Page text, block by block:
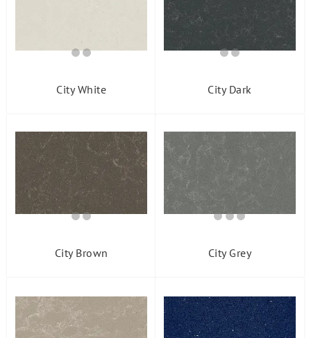
City White City Dark
City Brown City Grey